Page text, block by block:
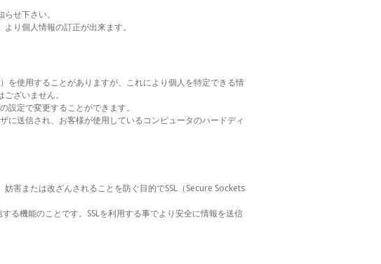
せ下さい。
り個人情報の訂正が出来ます。
を使用することがありますが、これにより個人を特定できる情
ざいません。
定で変更することができます。
送信され、お客様が使用しているコンピュータのハードディ
害または改ざんされることを防ぐ目的でSSL（Secure Sockets
る機能のことです。SSLを利用する事でより安全に情報を送信